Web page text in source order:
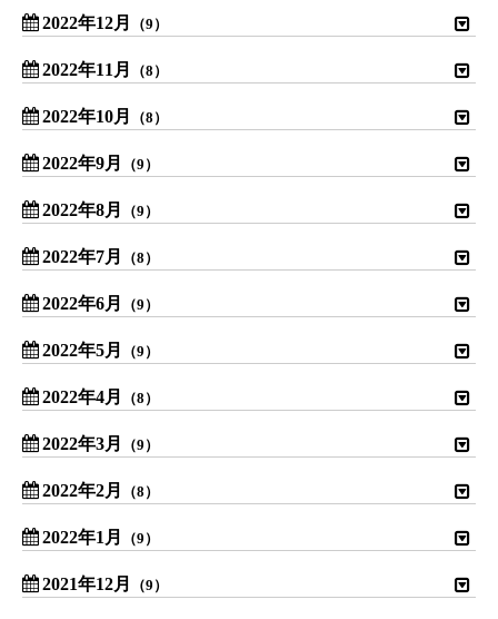
2022年12月 （9）
2022年11月 （8）
2022年10月 （8）
2022年9月 （9）
2022年8月 （9）
2022年7月 （8）
2022年6月 （9）
2022年5月 （9）
2022年4月 （8）
2022年3月 （9）
2022年2月 （8）
2022年1月 （9）
2021年12月 （9）